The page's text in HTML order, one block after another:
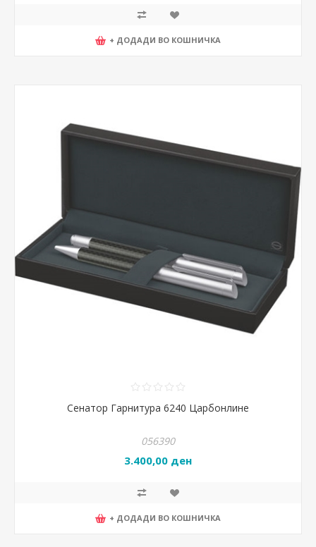
+ ДОДАДИ ВО КОШНИЧКА
Сенатор Гарнитура 6240 Царбонлине
056390
3.400,00 ден
+ ДОДАДИ ВО КОШНИЧКА